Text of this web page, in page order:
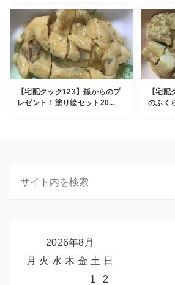
【宅配クック123】孫からのプ
レゼント！塗り絵セット20...
【宅
のふく
2026年8月
月 火 水 木 金 土 日
1
2